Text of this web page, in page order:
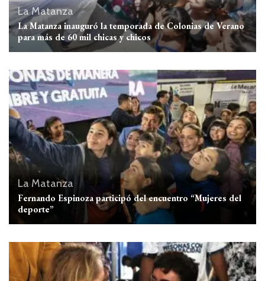
La Matanza
La Matanza inauguró la temporada de Colonias de Verano
para más de 60 mil chicas y chicos
La Matanza
Fernando Espinoza participó del encuentro “Mujeres del
deporte”